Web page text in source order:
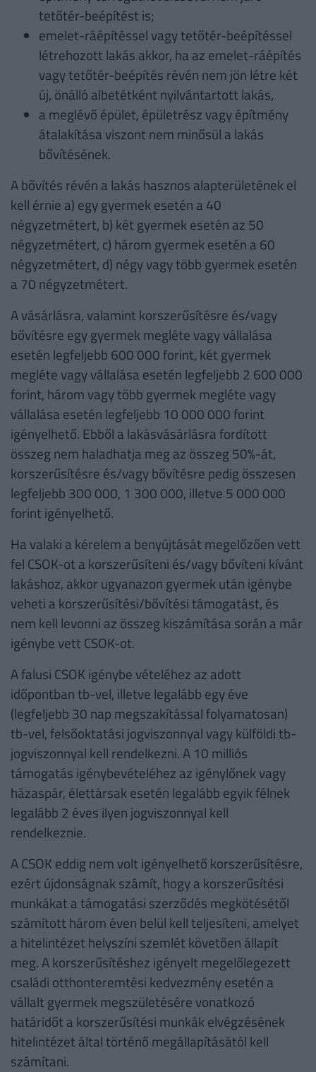
tetőtér-beépítést is;
emelet-ráépítéssel vagy tetőtér-beépítéssel
létrehozott lakás akkor, ha az emelet-ráépítés
vagy tetőtér-beépítés révén nem jön létre két
új, önálló albetétként nyilvántartott lakás,
a meglévő épület, épületrész vagy építmény
átalakítása viszont nem minősül a lakás
bővítésének.
A bővítés révén a lakás hasznos alapterületének el
kell érnie a) egy gyermek esetén a 40
négyzetmétert, b) két gyermek esetén az 50
négyzetmétert, c) három gyermek esetén a 60
négyzetmétert, d) négy vagy több gyermek esetén
a 70 négyzetmétert.
A vásárlásra, valamint korszerűsítésre és/vagy
bővítésre egy gyermek megléte vagy vállalása
esetén legfeljebb 600 000 forint, két gyermek
megléte vagy vállalása esetén legfeljebb 2 600 000
forint, három vagy több gyermek megléte vagy
vállalása esetén legfeljebb 10 000 000 forint
igényelhető. Ebből a lakásvásárlásra fordított
összeg nem haladhatja meg az összeg 50%-át,
korszerűsítésre és/vagy bővítésre pedig összesen
legfeljebb 300 000, 1 300 000, illetve 5 000 000
forint igényelhető.
Ha valaki a kérelem a benyújtását megelőzően vett
fel CSOK-ot a korszerűsíteni és/vagy bővíteni kívánt
lakáshoz, akkor ugyanazon gyermek után igénybe
veheti a korszerűsítési/bővítési támogatást, és
nem kell levonni az összeg kiszámítása során a már
igénybe vett CSOK-ot.
A falusi CSOK igénybe vételéhez az adott
időpontban tb-vel, illetve legalább egy éve
(legfeljebb 30 nap megszakítással folyamatosan)
tb-vel, felsőoktatási jogviszonnyal vagy külföldi tb-
jogviszonnyal kell rendelkezni. A 10 milliós
támogatás igénybevételéhez az igénylőnek vagy
házaspár, élettársak esetén legalább egyik félnek
legalább 2 éves ilyen jogviszonnyal kell
rendelkeznie.
A CSOK eddig nem volt igényelhető korszerűsítésre,
ezért újdonságnak számít, hogy a korszerűsítési
munkákat a támogatási szerződés megkötésétől
számított három éven belül kell teljesíteni, amelyet
a hitelintézet helyszíni szemlét követően állapít
meg. A korszerűsítéshez igényelt megelőlegezett
családi otthonteremtési kedvezmény esetén a
vállalt gyermek megszületésére vonatkozó
határidőt a korszerűsítési munkák elvégzésének
hitelintézet által történő megállapításától kell
számítani.